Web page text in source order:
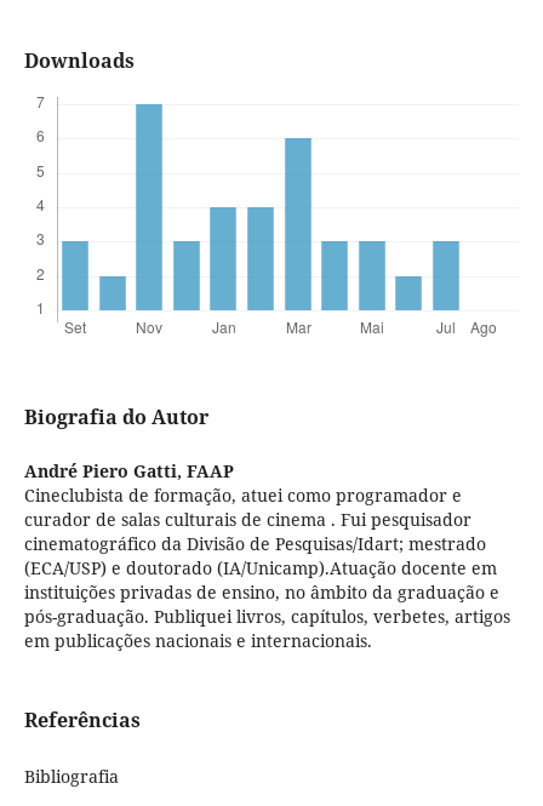
Downloads
Biografia do Autor
André Piero Gatti, FAAP
Cineclubista de formação, atuei como programador e
curador de salas culturais de cinema . Fui pesquisador
cinematográfico da Divisão de Pesquisas/Idart; mestrado
(ECA/USP) e doutorado (IA/Unicamp).Atuação docente em
instituições privadas de ensino, no âmbito da graduação e
pós-graduação. Publiquei livros, capítulos, verbetes, artigos
em publicações nacionais e internacionais.
Referências
Bibliografia